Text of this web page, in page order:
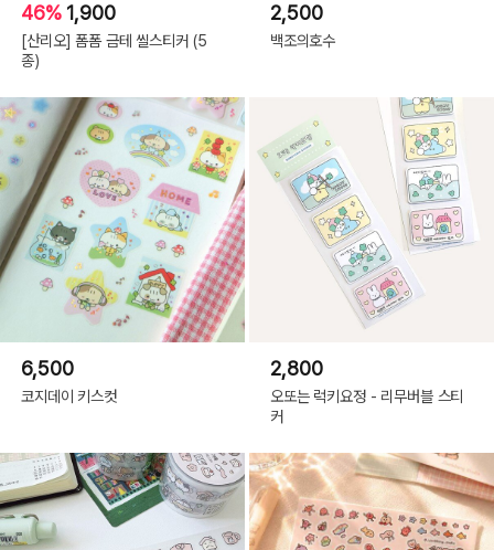
46% 1,900
[산리오] 폼폼 금테 씰스티커 (5
종)
2,500
백조의호수
6,500
코지데이 키스컷
2,800
오또는 럭키요정 - 리무버블 스티
커